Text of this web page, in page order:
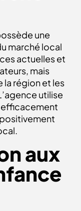
une
marché local
actuelles et
mais
la région et les
utilise
efficacement
aux